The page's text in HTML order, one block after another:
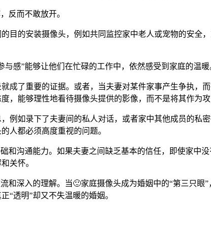
反而不敢放开。
的安装摄像头，例如共同监控家中老人或宠物的安全，
感”能够让他们在忙碌的工作中，依然感受到家庭的温暖
成了重要的证据。或者，当夫妻对某件家事产生争执，
能够理性地看待摄像头提供的影像，而不是将其作为攻
例如录下了夫妻间的私人对话，或者家中其他成员的私
人都必须高度重视的问题。
和沟通能力。如果夫妻之间缺乏基本的信任，即使家中
关怀。
深入的理解。当🙂家庭摄像头成为婚姻中的“第三只眼
“透明”却又不失温暖的婚姻。